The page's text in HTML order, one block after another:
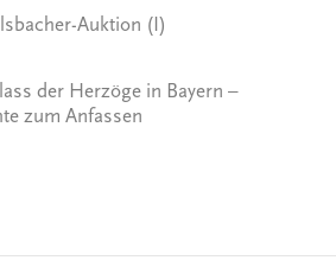
Auktion (I)
der Herzöge in Bayern –
zum Anfassen